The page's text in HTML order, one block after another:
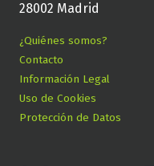
28002 Madrid
¿Quiénes somos?
Contacto
Información Legal
Uso de Cookies
Protección de Datos